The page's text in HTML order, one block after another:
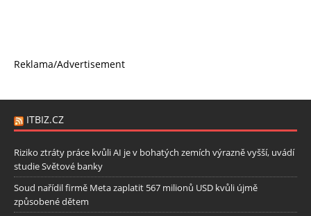
Reklama/Advertisement
ITBIZ.CZ
Riziko ztráty práce kvůli AI je v bohatých zemích výrazně vyšší, uvádí
studie Světové banky
Soud nařídil firmě Meta zaplatit 567 milionů USD kvůli újmě
způsobené dětem